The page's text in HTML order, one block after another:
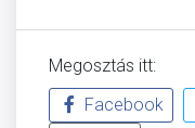
Megosztás itt:
Facebook